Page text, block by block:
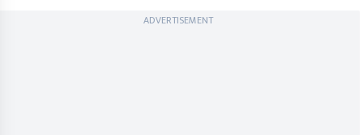
ADVERTISEMENT